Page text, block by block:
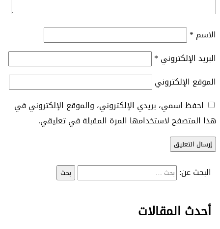
الاسم *
البريد الإلكتروني *
الموقع الإلكتروني
احفظ اسمي، بريدي الإلكتروني، والموقع الإلكتروني في
هذا المتصفح لاستخدامها المرة المقبلة في تعليقي.
البحث عن:
أحدث المقالات